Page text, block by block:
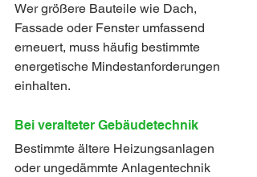
Wer größere Bauteile wie Dach,
Fassade oder Fenster umfassend
erneuert, muss häufig bestimmte
energetische Mindestanforderungen
einhalten.
Bei veralteter Gebäudetechnik
Bestimmte ältere Heizungsanlagen
oder ungedämmte Anlagentechnik